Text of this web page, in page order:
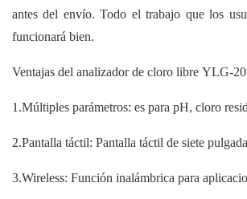
antes del envío. Todo el trabajo que los
funcionará bien.
Ventajas del analizador de cloro libre YLG-
1.Múltiples parámetros: es para pH, cloro
2.Pantalla táctil: Pantalla táctil de siete
3.Wireless: Función inalámbrica para